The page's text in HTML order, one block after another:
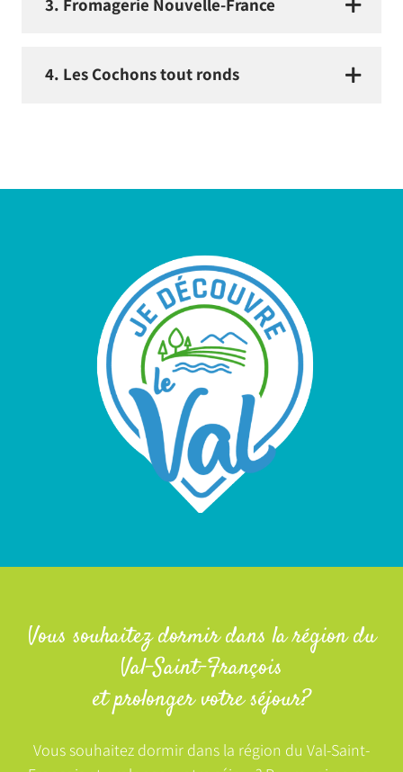
4. Les Cochons tout ronds
Vous souhaitez dormir dans la région du
Val-Saint-François
et prolonger votre séjour?
Vous souhaitez dormir dans la région du Val-Saint-